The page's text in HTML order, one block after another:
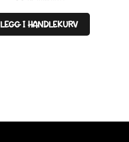
LEGG I HANDLEKURV